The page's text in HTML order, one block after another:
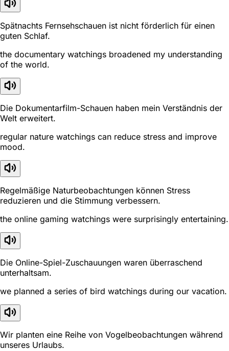
Spätnachts Fernsehschauen ist nicht förderlich für einen
guten Schlaf.
the documentary watchings broadened my understanding
of the world.
Die Dokumentarfilm-Schauen haben mein Verständnis der
Welt erweitert.
regular nature watchings can reduce stress and improve
mood.
Regelmäßige Naturbeobachtungen können Stress
reduzieren und die Stimmung verbessern.
the online gaming watchings were surprisingly entertaining.
Die Online-Spiel-Zuschauungen waren überraschend
unterhaltsam.
we planned a series of bird watchings during our vacation.
Wir planten eine Reihe von Vogelbeobachtungen während
unseres Urlaubs.